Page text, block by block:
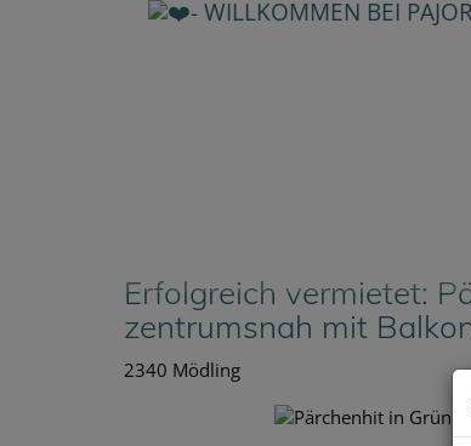
Erfolgreich vermietet:
zentrumsnah mit
2340 Mödling